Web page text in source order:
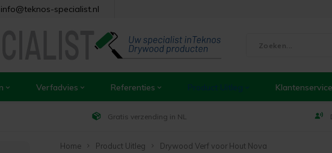
info@teknos-specialist.nl
Verfadvies Referenties Product Uitleg Klantenservice
Gratis verzending in NL
Home Product Uitleg Drywood Verf voor Hout Nova